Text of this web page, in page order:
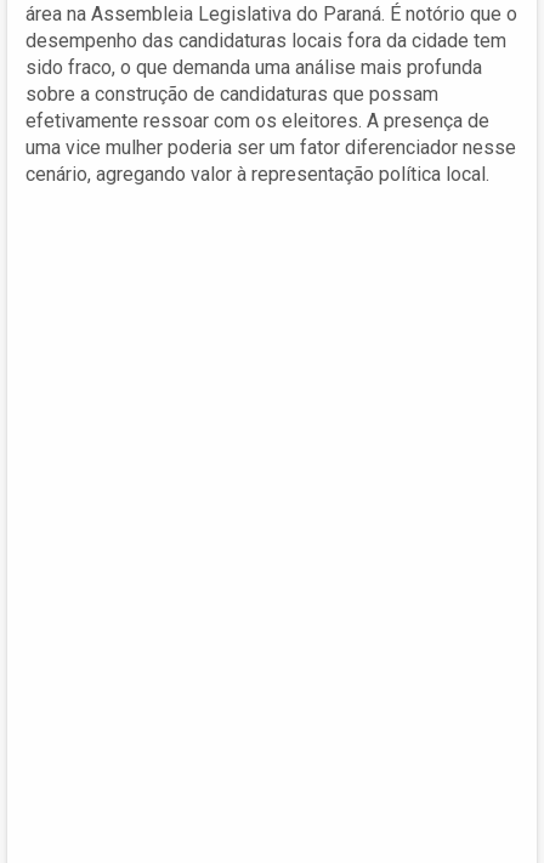
área na Assembleia Legislativa do Paraná. É notório que o
desempenho das candidaturas locais fora da cidade tem
sido fraco, o que demanda uma análise mais profunda
sobre a construção de candidaturas que possam
efetivamente ressoar com os eleitores. A presença de
uma vice mulher poderia ser um fator diferenciador nesse
cenário, agregando valor à representação política local.